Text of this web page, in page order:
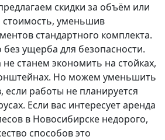
скидки за объём или
уменьшив
стандартного комплекта.
ущерба для безопасности.
станем экономить на стойках,
Но можем уменьшить
если работы не планируется
Если вас интересует аренда
в Новосибирске недорого,
способов это